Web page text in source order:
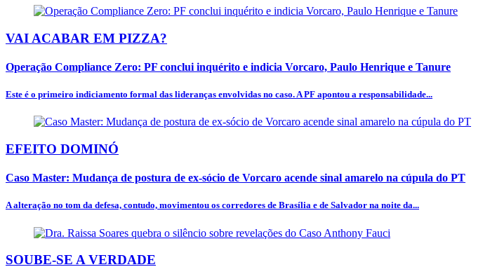
VAI ACABAR EM PIZZA?
Operação Compliance Zero: PF conclui inquérito e indicia Vorcaro, Paulo Henrique e Tanure
Este é o primeiro indiciamento formal das lideranças envolvidas no caso. A PF apontou a responsabilidade...
EFEITO DOMINÓ
Caso Master: Mudança de postura de ex-sócio de Vorcaro acende sinal amarelo na cúpula do PT
A alteração no tom da defesa, contudo, movimentou os corredores de Brasília e de Salvador na noite da...
SOUBE-SE A VERDADE